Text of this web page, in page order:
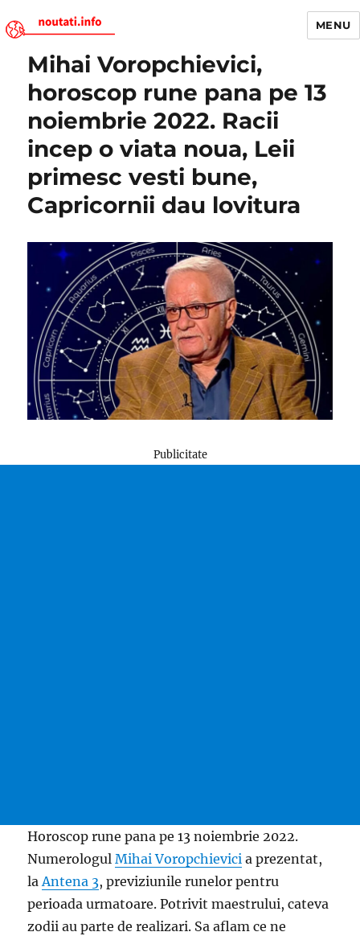
Noutati.Info
MENU
Mihai Voropchievici,
horoscop rune pana pe 13
noiembrie 2022. Racii
incep o viata noua, Leii
primesc vesti bune,
Capricornii dau lovitura
Publicitate
Horoscop rune pana pe 13 noiembrie 2022.
NumerologulMihai Voropchievici a prezentat,
laAntena 3, previziunile runelor pentru
perioada urmatoare. Potrivit maestrului, cateva
zodii au parte de realizari. Sa aflam ce ne